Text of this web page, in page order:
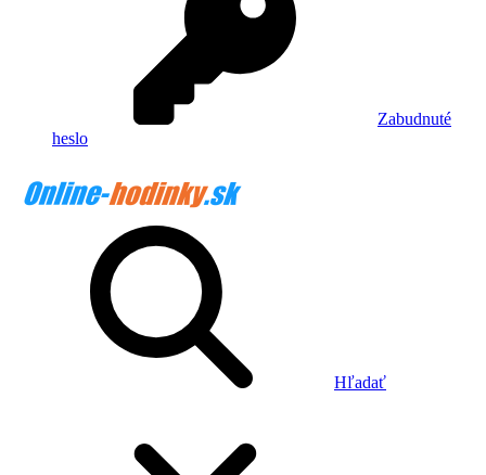
Zabudnuté
heslo
Hľadať